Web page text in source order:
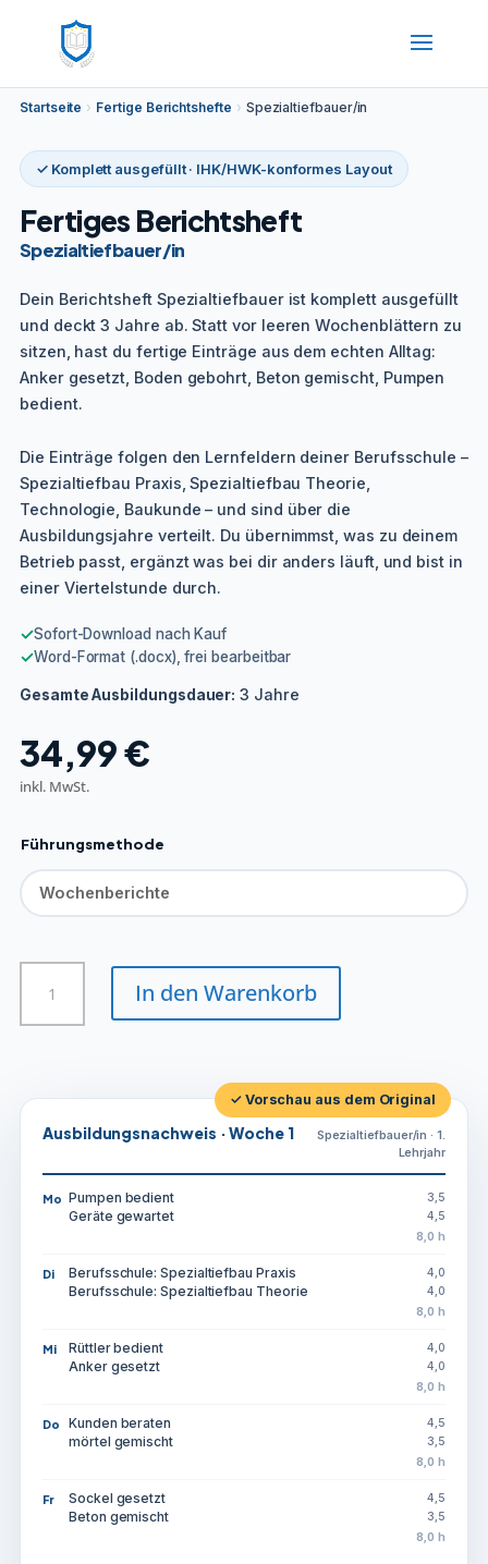
Startseite › Fertige Berichtshefte › Spezialtiefbauer/in
✓ Komplett ausgefüllt · IHK/HWK-konformes Layout
Fertiges Berichtsheft
Spezialtiefbauer/in
Dein Berichtsheft Spezialtiefbauer ist komplett ausgefüllt
und deckt 3 Jahre ab. Statt vor leeren Wochenblättern zu
sitzen, hast du fertige Einträge aus dem echten Alltag:
Anker gesetzt, Boden gebohrt, Beton gemischt, Pumpen
bedient.
Die Einträge folgen den Lernfeldern deiner Berufsschule –
Spezialtiefbau Praxis, Spezialtiefbau Theorie,
Technologie, Baukunde – und sind über die
Ausbildungsjahre verteilt. Du übernimmst, was zu deinem
Betrieb passt, ergänzt was bei dir anders läuft, und bist in
einer Viertelstunde durch.
✓Sofort-Download nach Kauf
✓Word-Format (.docx), frei bearbeitbar
Gesamte Ausbildungsdauer: 3 Jahre
34,99€
inkl. MwSt.
Führungsmethode
Spezialtiefbauer/in
Menge
In den Warenkorb
✓ Vorschau aus dem Original
Ausbildungsnachweis · Woche 1
Spezialtiefbauer/in · 1.
Lehrjahr
Mo Pumpen bedient 3,5
Geräte gewartet 4,5
8,0 h
Di Berufsschule: Spezialtiefbau Praxis 4,0
Berufsschule: Spezialtiefbau Theorie 4,0
8,0 h
Mi Rüttler bedient 4,0
Anker gesetzt 4,0
8,0 h
Do Kunden beraten 4,5
mörtel gemischt 3,5
8,0 h
Fr Sockel gesetzt 4,5
Beton gemischt 3,5
8,0 h